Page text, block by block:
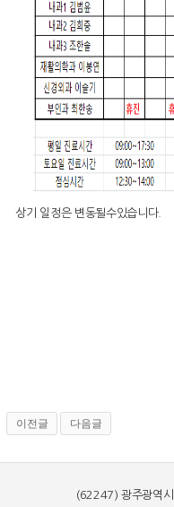
상기 일정은 변동될수있습니다.
이전글 다음글
(62247) 광주광역